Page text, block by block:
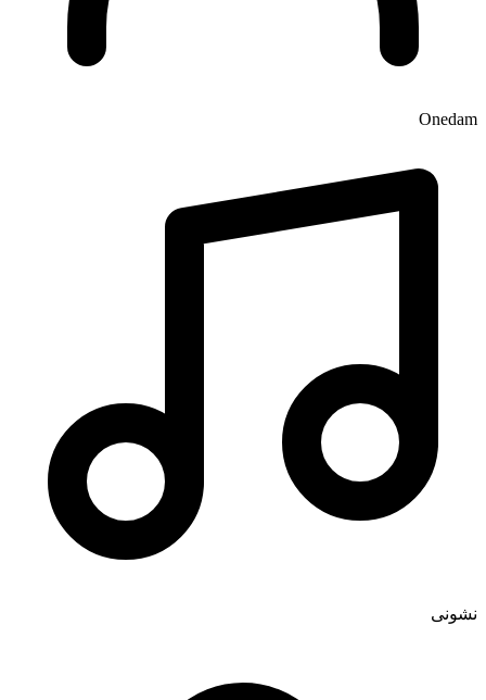
Onedam
نشونی